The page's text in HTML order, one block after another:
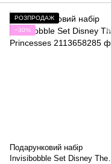
РОЗПРОДАЖ
−30%
Подарунковий набір
Invisibobble Set Disney The